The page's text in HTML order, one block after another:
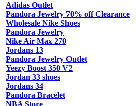
Adidas Outlet
Pandora Jewelry 70% off Clearance
Wholesale Nike Shoes
Pandora Jewelry
Nike Air Max 270
Jordans 13
Pandora Jewelry Outlet
Yeezy Boost 350 V2
Jordan 33 shoes
Jordans 34
Pandora Bracelet